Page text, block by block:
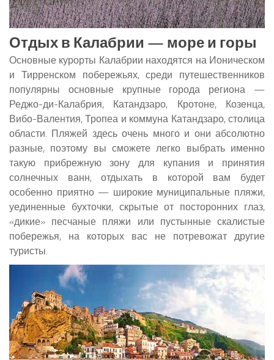
Отдых в Калабрии — море и горы
Основные курорты Калабрии находятся на Ионическом
и Тирренском побережьях, среди путешественников
популярны основные крупные города региона —
Реджо-ди-Калабрия, Катандзаро, Кротоне, Козенца,
Вибо-Валентия, Тропеа и коммуна Катандзаро, столица
области. Пляжей здесь очень много и они абсолютно
разные, поэтому вы сможете легко выбрать именно
такую прибрежную зону для купания и принятия
солнечных ванн, отдыхать в которой вам будет
особенно приятно — широкие муниципальные пляжи,
уединенные бухточки, скрытые от посторонних глаз,
«дикие» песчаные пляжи или пустынные скалистые
побережья, на которых вас не потревожат другие
туристы.